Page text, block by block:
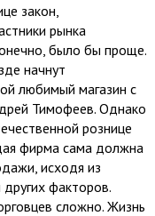
закон,
рынка
было бы проще.
начнут
любимый магазин с
Тимофеев. Однако
рознице
фирма сама должна
исходя из
факторов.
сложно. Жизнь